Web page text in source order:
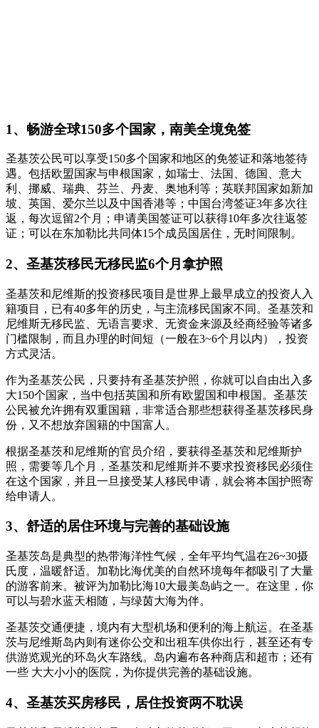
1、畅游全球150多个国家，南美全境免签
圣基茨公民可以享受150多个国家和地区的免签证和落地签待
遇。包括欧盟国家与申根国家，如瑞士、法国、德国、意大
利、挪威、瑞典、芬兰、丹麦、奥地利等；英联邦国家如新加
坡、英国、爱尔兰以及中国香港等；中国台湾签证3年多次往
返，每次逗留2个月；申请美国签证可以获得10年多次往返签
证；可以在东加勒比共同体15个成员国居住，无时间限制。
2、圣基茨移民无移民监6个月拿护照
圣基茨和尼维斯的投资移民项目是世界上最早成立的投资人入
籍项目，已有40多年的历史，与主流移民国家不同。圣基茨和
尼维斯无移民监、无语言要求、无资金来源及经商经验等诸多
门槛限制，而且办理的时间短（一般在3~6个月以内），投资
方式灵活。
作为圣基茨公民，只要持有圣基茨护照，你就可以自由出入多
大150个国家，当中包括英国和所有欧盟国和申根国。圣基茨
公民被允许拥有双重国籍，非常适合那些想获得圣基茨移民身
份，又不想放弃国籍的中国富人。
根据圣基茨和尼维斯的官员介绍，要获得圣基茨和尼维斯护
照，需要等几个月，圣基茨和尼维斯并不要求投资移民必须住
在这个国家，并且一旦接受某人移民申请，就会将本国护照寄
给申请人。
3、舒适的居住环境与完善的基础设施
圣基茨岛是典型的热带海洋性气候，全年平均气温在26~30摄
氏度，温暖舒适。加勒比海优美的自然环境每年都吸引了大量
的游客前来。被评为加勒比海10大最美岛屿之一。在这里，你
可以与碧水蓝天相随，与绿茵大海为伴。
圣基茨交通便捷，境内有大型机场和便利的海上航运。在圣基
茨与尼维斯岛内则有迷你公交和出租车供你出行，甚至还有专
供游览观光的环岛火车路线。岛内遍布各种商店和超市；还有
一些 大大小小的医院，为你提供完善的基础设施。
4、圣基茨买房移民，居住投资两不耽误